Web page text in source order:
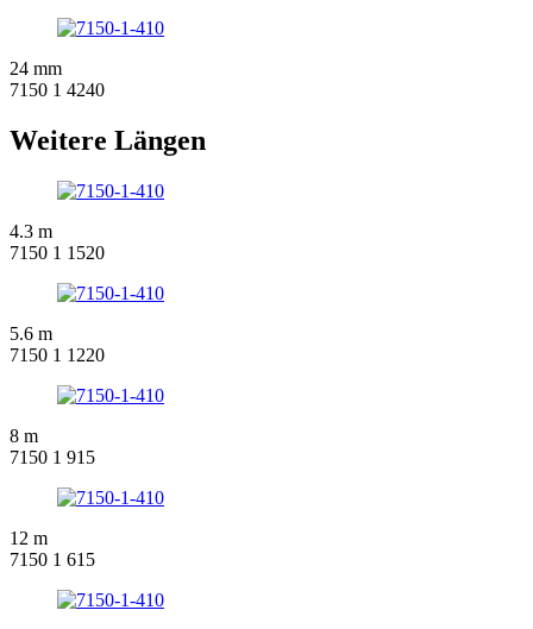
24 mm
7150 1 4240
Weitere Längen
4.3 m
7150 1 1520
5.6 m
7150 1 1220
8 m
7150 1 915
12 m
7150 1 615